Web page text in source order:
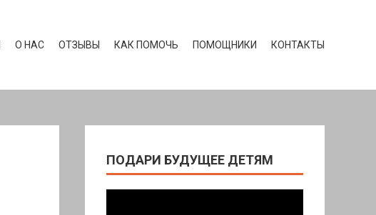
О НАС ОТЗЫВЫ КАК ПОМОЧЬ ПОМОЩНИКИ КОНТАКТЫ
ПОДАРИ БУДУЩЕЕ ДЕТЯМ